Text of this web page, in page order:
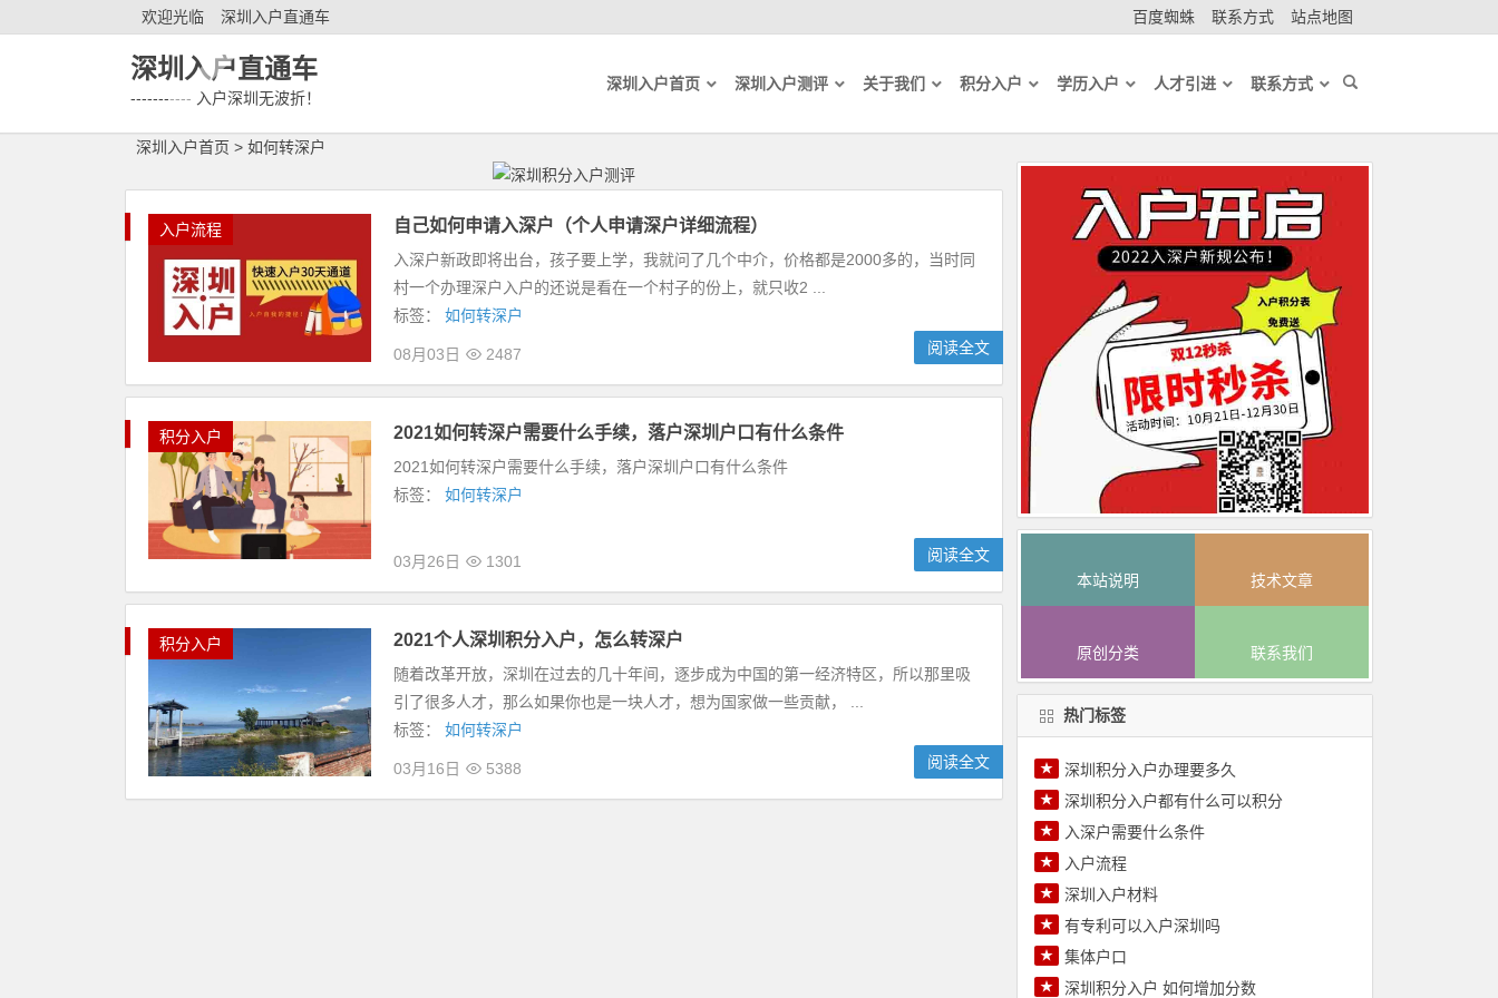
欢迎光临 深圳入户直通车 百度蜘蛛 联系方式 站点地图
深圳入户直通车
----------- 入户深圳无波折！
深圳入户首页 深圳入户测评 关于我们 积分入户 学历入户 人才引进 联系方式
深圳入户首页 > 如何转深户
入户流程 自己如何申请入深户（个人申请深户详细流程）
入深户新政即将出台，孩子要上学，我就问了几个中介，价格都是2000多的，当时同
村一个办理深户入户的还说是看在一个村子的份上，就只收2 ...
标签： 如何转深户
08月03日 2487 阅读全文
积分入户 2021如何转深户需要什么手续，落户深圳户口有什么条件
2021如何转深户需要什么手续，落户深圳户口有什么条件
标签： 如何转深户
03月26日 1301 阅读全文
积分入户 2021个人深圳积分入户，怎么转深户
随着改革开放，深圳在过去的几十年间，逐步成为中国的第一经济特区，所以那里吸
引了很多人才，那么如果你也是一块人才，想为国家做一些贡献， ...
标签： 如何转深户
03月16日 5388 阅读全文
本站说明 技术文章
原创分类 联系我们
热门标签
★ 深圳积分入户办理要多久
★ 深圳积分入户都有什么可以积分
★ 入深户需要什么条件
★ 入户流程
★ 深圳入户材料
★ 有专利可以入户深圳吗
★ 集体户口
★ 深圳积分入户 如何增加分数